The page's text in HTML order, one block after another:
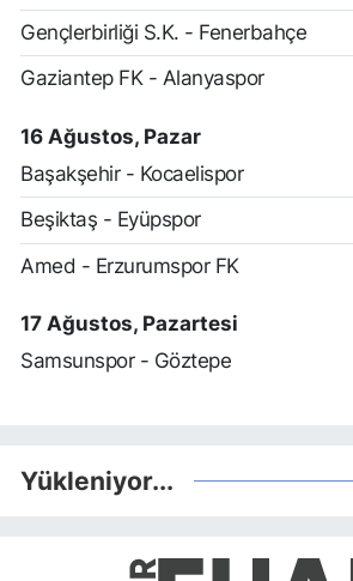
Gençlerbirliği S.K. - Fenerbahçe
Gaziantep FK - Alanyaspor
16 Ağustos, Pazar
Başakşehir - Kocaelispor
Beşiktaş - Eyüpspor
Amed - Erzurumspor FK
17 Ağustos, Pazartesi
Samsunspor - Göztepe
Yükleniyor...